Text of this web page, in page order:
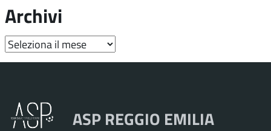
Archivi
Archivi
ASP REGGIO EMILIA